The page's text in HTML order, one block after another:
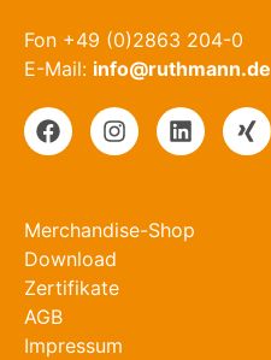
Fon +49 (0)2863 204-0
E-Mail: info@ruthmann.de
Merchandise-Shop
Download
Zertifikate
AGB
Impressum